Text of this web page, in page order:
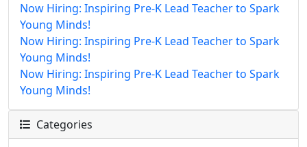
Now Hiring: Inspiring Pre-K Lead Teacher to Spark
Young Minds!
Now Hiring: Inspiring Pre-K Lead Teacher to Spark
Young Minds!
Now Hiring: Inspiring Pre-K Lead Teacher to Spark
Young Minds!
Categories